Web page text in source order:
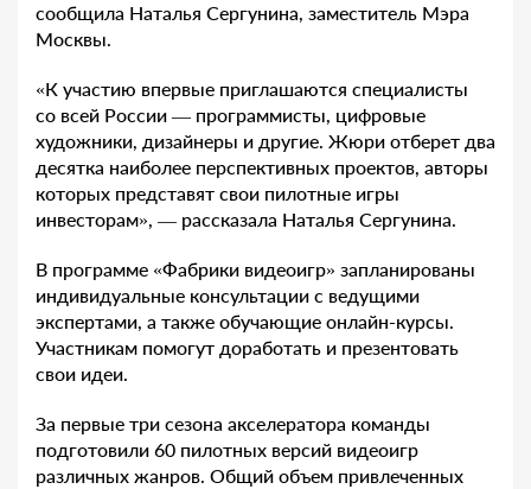
сообщила Наталья Сергунина, заместитель Мэра
Москвы.
«К участию впервые приглашаются специалисты
со всей России — программисты, цифровые
художники, дизайнеры и другие. Жюри отберет два
десятка наиболее перспективных проектов, авторы
которых представят свои пилотные игры
инвесторам», — рассказала Наталья Сергунина.
В программе «Фабрики видеоигр» запланированы
индивидуальные консультации с ведущими
экспертами, а также обучающие онлайн-курсы.
Участникам помогут доработать и презентовать
свои идеи.
За первые три сезона акселератора команды
подготовили 60 пилотных версий видеоигр
различных жанров. Общий объем привлеченных